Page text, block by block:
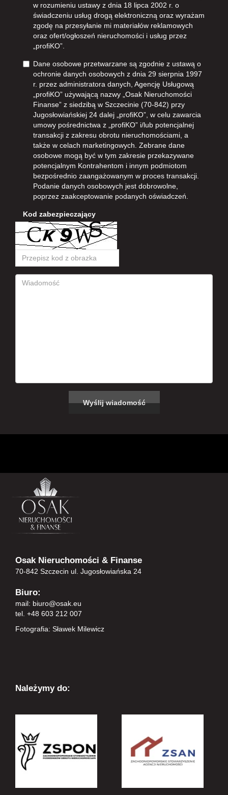
w rozumieniu ustawy z dnia 18 lipca 2002 r. o
świadczeniu usług drogą elektroniczną oraz wyrażam
zgodę na przesyłanie mi materiałów reklamowych
oraz ofert/ogłoszeń nieruchomości i usług przez
„profiKO”.
Dane osobowe przetwarzane są zgodnie z ustawą o
ochronie danych osobowych z dnia 29 sierpnia 1997
r. przez administratora danych, Agencję Usługową
„profiKO” używającą nazwy „Osak Nieruchomości
Finanse” z siedzibą w Szczecinie (70-842) przy
Jugosłowiańskiej 24 dalej „profiKO”, w celu zawarcia
umowy pośrednictwa z „profiKO” i/lub potencjalnej
transakcji z zakresu obrotu nieruchomościami, a
także w celach marketingowych. Zebrane dane
osobowe mogą być w tym zakresie przekazywane
potencjalnym Kontrahentom i innym podmiotom
bezpośrednio zaangażowanym w proces transakcji.
Podanie danych osobowych jest dobrowolne,
poprzez zaakceptowanie podanych oświadczeń.
Kod zabezpieczający
Osak Nieruchomości & Finanse
70-842 Szczecin ul. Jugosłowiańska 24
Biuro:
mail: biuro@osak.eu
tel. +48 603 212 007
Fotografia: Sławek Milewicz
Należymy do: